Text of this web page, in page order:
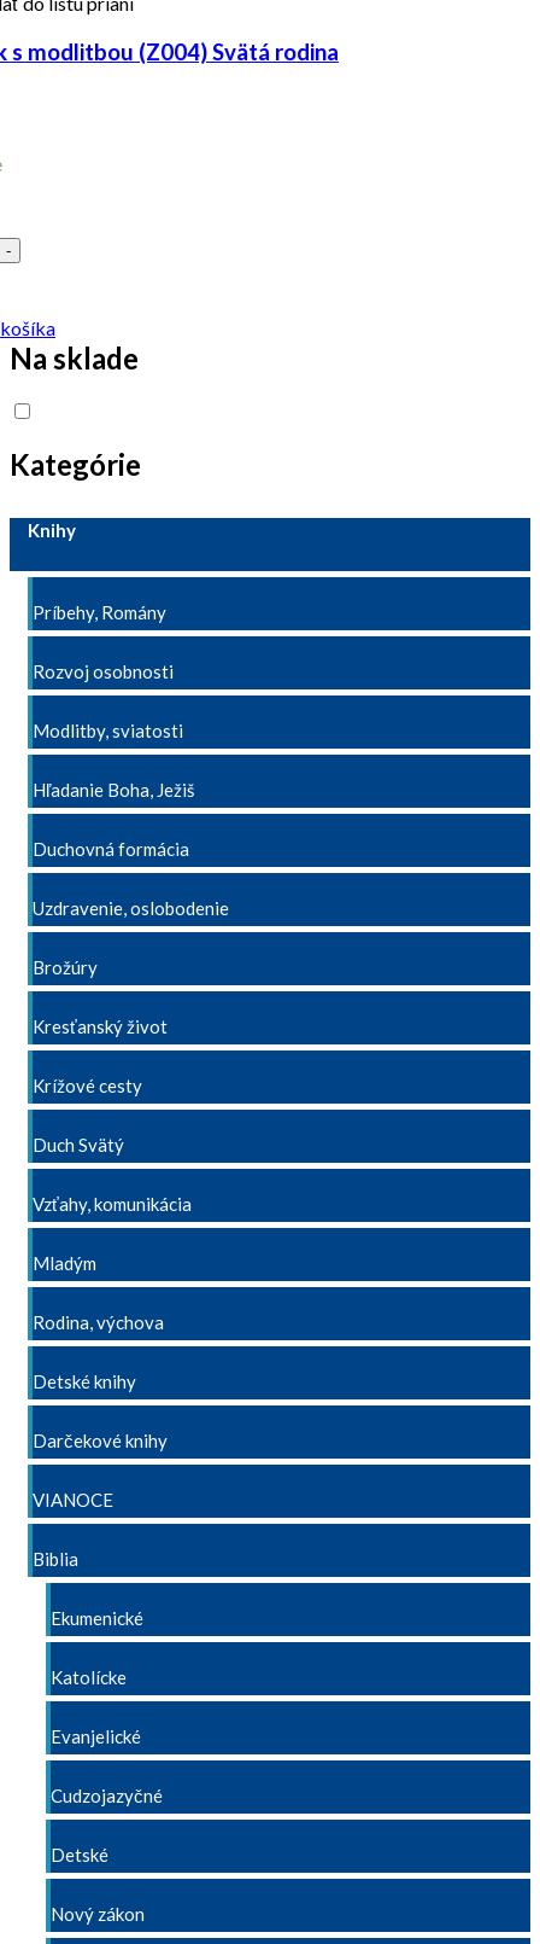
s modlitbou (Z004) Svätá rodina
-
Na sklade
Kategórie
Knihy
Príbehy, Romány
Rozvoj osobnosti
Modlitby, sviatosti
Hľadanie Boha, Ježiš
Duchovná formácia
Uzdravenie, oslobodenie
Brožúry
Kresťanský život
Krížové cesty
Duch Svätý
Vzťahy, komunikácia
Mladým
Rodina, výchova
Detské knihy
Darčekové knihy
VIANOCE
Biblia
Ekumenické
Katolícke
Evanjelické
Cudzojazyčné
Detské
Nový zákon